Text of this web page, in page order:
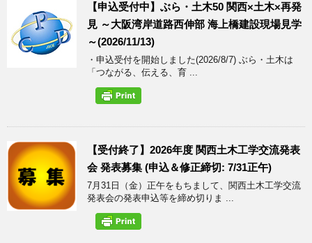
【申込受付中】ぶら・土木50 関西×土木×再発
見 ～大阪湾岸道路西伸部 海上橋建設現場見学
～(2026/11/13)
・申込受付を開始しました(2026/8/7) ぶら・土木は
「つながる、伝える、育 ...
【受付終了】2026年度 関西土木工学交流発表
会 発表募集 (申込＆修正締切: 7/31正午)
7月31日（金）正午をもちまして、関西土木工学交流
発表会の発表申込等を締め切りま ...